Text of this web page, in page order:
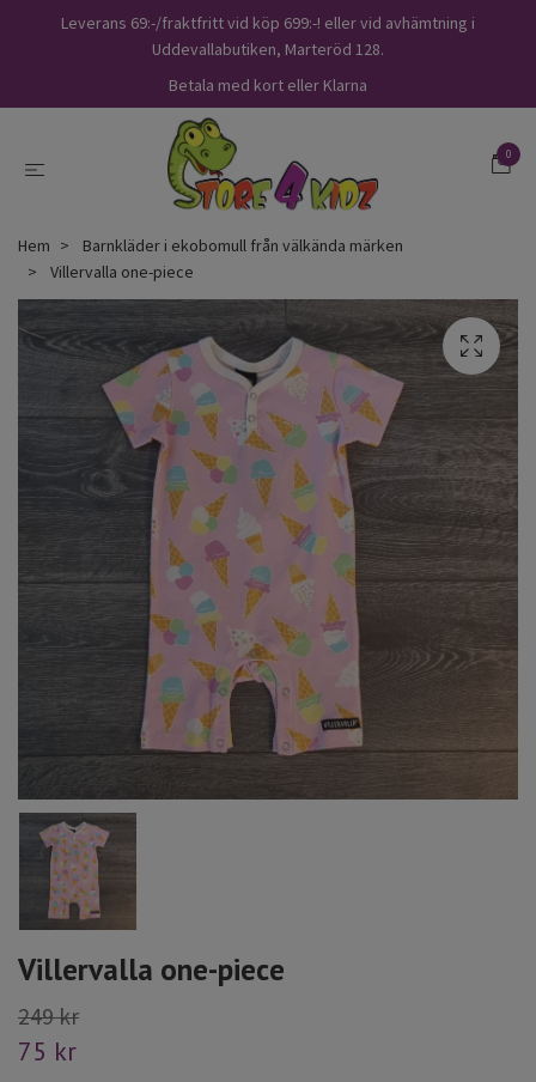
Leverans 69:-/fraktfritt vid köp 699:-! eller vid avhämtning i
Uddevallabutiken, Marteröd 128.
Betala med kort eller Klarna
0
Hem
Barnkläder i ekobomull från välkända märken
Villervalla one-piece
Villervalla one-piece
249 kr
75 kr